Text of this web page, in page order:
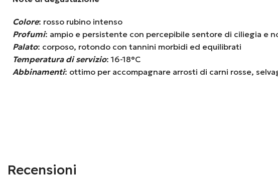
Colore: rosso rubino intenso
Profumi: ampio e persistente con percepibile sentore di ciliegia e
Palato: corposo, rotondo con tannini morbidi ed equilibrati
Temperatura di servizio: 16-18°C
Abbinamenti: ottimo per accompagnare arrosti di carni rosse,
Recensioni